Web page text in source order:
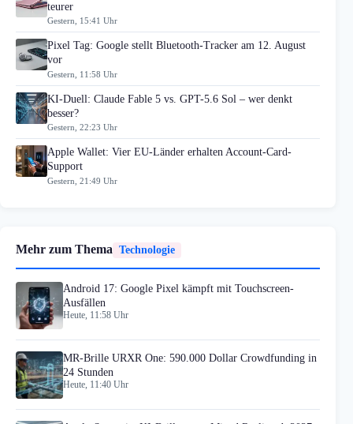
teurer
Gestern, 15:41 Uhr
Pixel Tag: Google stellt Bluetooth-Tracker am 12. August
vor
Gestern, 11:58 Uhr
KI-Duell: Claude Fable 5 vs. GPT-5.6 Sol – wer denkt
besser?
Gestern, 22:23 Uhr
Apple Wallet: Vier EU-Länder erhalten Account-Card-
Support
Gestern, 21:49 Uhr
Mehr zum Thema Technologie
Android 17: Google Pixel kämpft mit Touchscreen-
Ausfällen
Heute, 11:58 Uhr
MR-Brille URXR One: 590.000 Dollar Crowdfunding in
24 Stunden
Heute, 11:40 Uhr